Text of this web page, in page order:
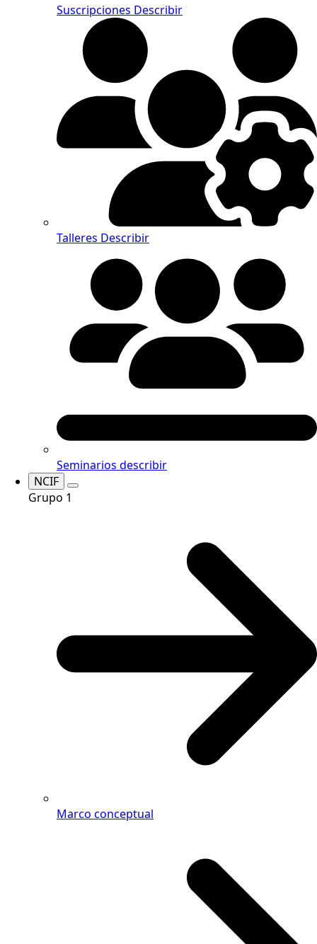
Suscripciones Describir
Talleres Describir
Seminarios describir
NCIF
Grupo 1
Marco conceptual